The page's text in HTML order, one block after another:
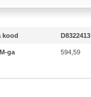
kood D8322413
ga 594,59